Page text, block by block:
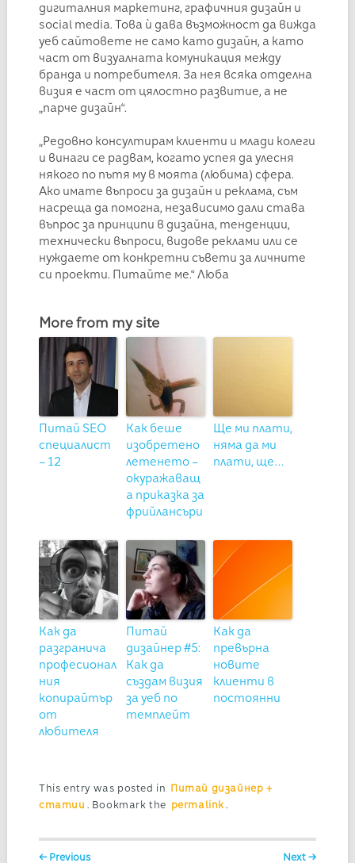
дигиталния маркетинг, графичния дизайн и
social media. Това ѝ дава възможност да вижда
уеб сайтовете не само като дизайн, а като
част от визуалната комуникация между
бранда и потребителя. За нея всяка отделна
визия е част от цялостно развитие, а не
„парче дизайн“.
„Редовно консултирам клиенти и млади колеги
и винаги се радвам, когато успея да улесня
някого по пътя му в моята (любима) сфера.
Ако имате въпроси за дизайн и реклама, съм
насреща да помогна, независимо дали става
въпрос за принципи в дизайна, тенденции,
технически въпроси, видове реклами или се
нуждаете от конкретни съвети за личните
си проекти. Питайте ме.“ Люба
More from my site
Питай SEO
специалист
– 12
Как беше
изобретено
летенето –
окуражаващ
а приказка за
фрийлансъри
Ще ми плати,
няма да ми
плати, ще…
Как да
разгранича
професионал
ния
копирайтър
от
любителя
Питай
дизайнер #5:
Как да
създам визия
за уеб по
темплейт
Как да
превърна
новите
клиенти в
постоянни
This entry was posted in Питай дизайнер +
статии . Bookmark the permalink .
Post navigation
← Previous Next →